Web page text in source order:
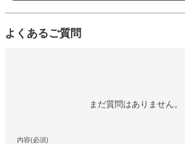
よくあるご質問
まだ質問はありません。
内容(必須)